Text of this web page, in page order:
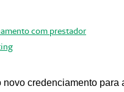
com prestador
novo credenciamento